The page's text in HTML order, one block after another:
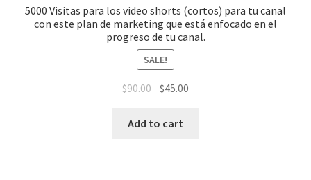
5000 Visitas para los video shorts (cortos) para tu canal
con este plan de marketing que está enfocado en el
progreso de tu canal.
SALE!
$90.00 $45.00
Add to cart